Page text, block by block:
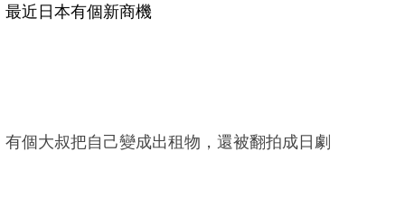
最近日本有個新商機
有個大叔把自己變成出租物，還被翻拍成日劇